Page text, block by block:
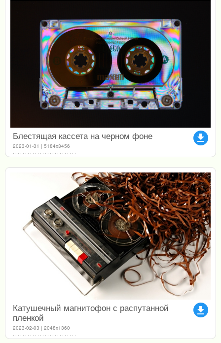
file_download
Блестящая кассета на черном фоне
2023-01-31 | 5184x3456
file_download
Катушечный магнитофон с распутанной
пленкой
2023-02-03 | 2048x1360